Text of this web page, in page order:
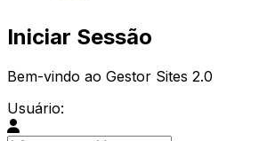
Iniciar Sessão
Bem-vindo ao Gestor Sites 2.0
Usuário: